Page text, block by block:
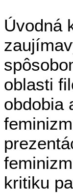
Úvodná
oblasti
obdobia
kritiku